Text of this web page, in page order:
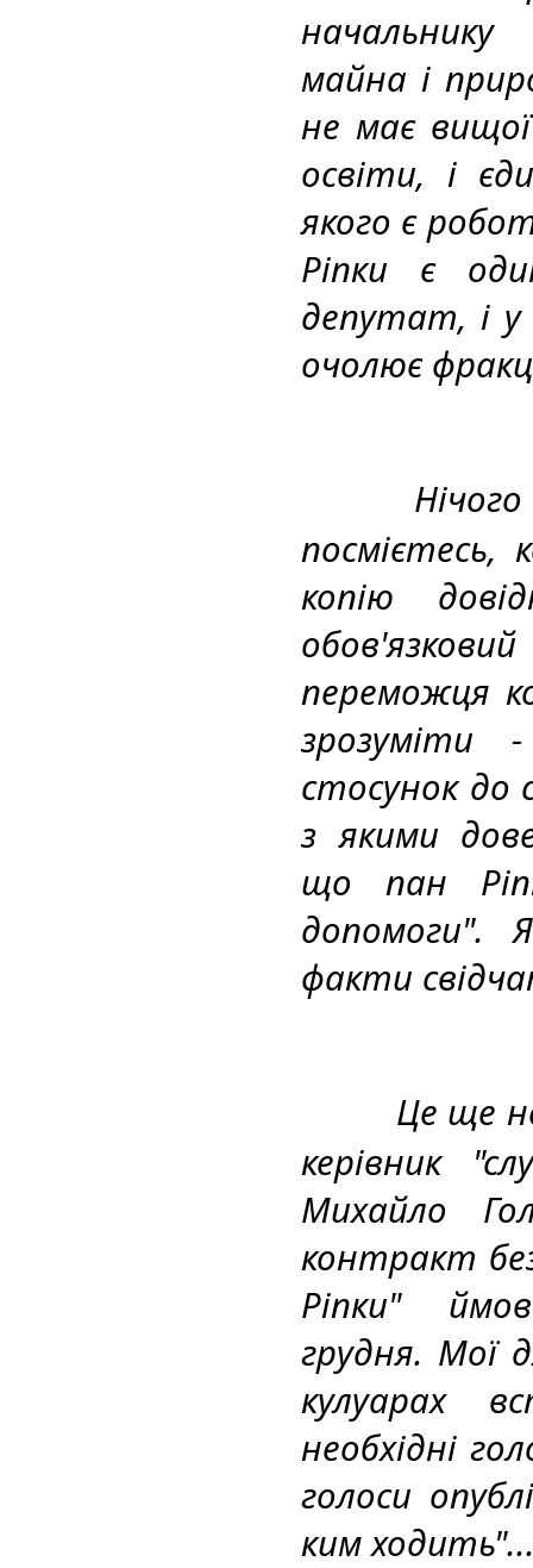
майна і
не має
освіти, і
якого є
Ріпки є
депутат, і у
очолює
копію
переможця
зрозуміти
стосунок до
з якими
що пан
допомоги".
факти
Це ще
керівник
Михайло
контракт
Ріпки"
грудня. Мої
кулуарах
необхідні
голоси
ким